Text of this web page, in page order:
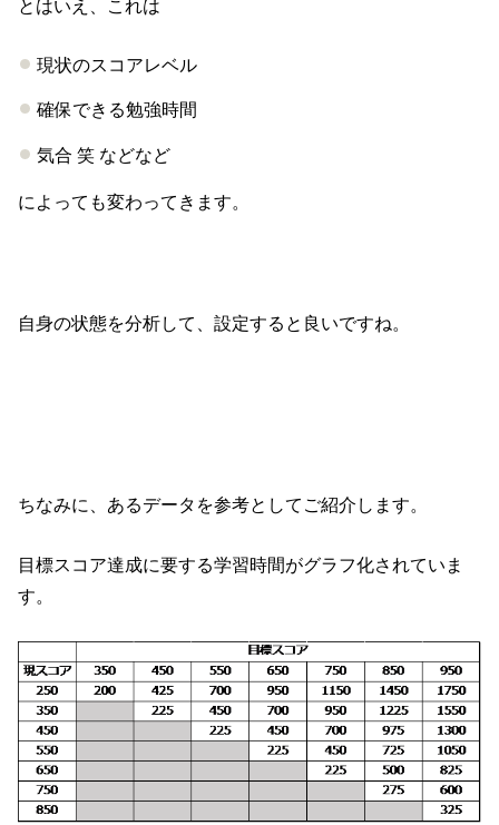
とはいえ、これは
現状のスコアレベル
確保できる勉強時間
気合 笑 などなど
によっても変わってきます。
自身の状態を分析して、設定すると良いですね。
ちなみに、あるデータを参考としてご紹介します。
目標スコア達成に要する学習時間がグラフ化されていま
す。